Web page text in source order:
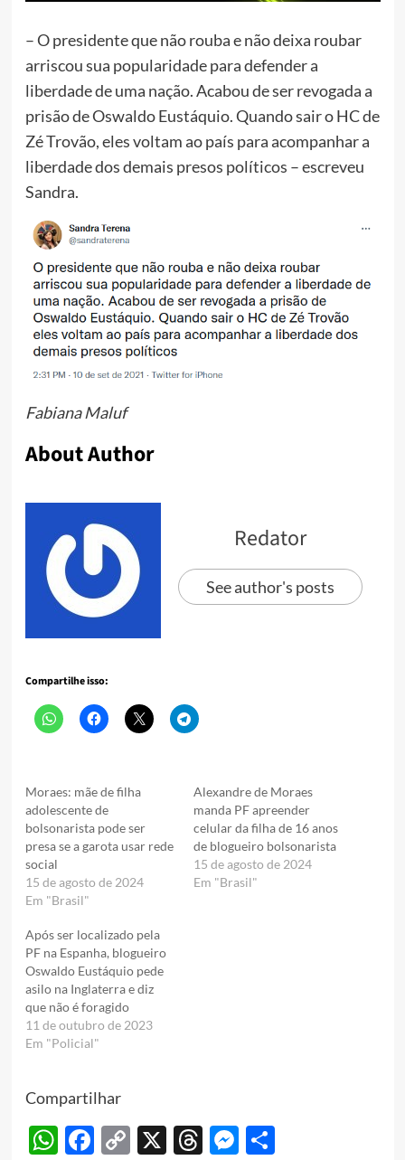
–O presidente que não rouba e não deixa roubar
arriscou sua popularidade para defender a
liberdade de uma nação. Acabou de ser revogada a
prisão de Oswaldo Eustáquio. Quando sair o HC de
Zé Trovão, eles voltam ao país para acompanhar a
liberdade dos demais presos políticos – escreveu
Sandra.
Fabiana Maluf
About Author
Redator
See author's posts
Compartilhe isso:
Moraes: mãe de filha
adolescente de
bolsonarista pode ser
presa se a garota usar rede
social
15 de agosto de 2024
Em "Brasil"
Alexandre de Moraes
manda PF apreender
celular da filha de 16 anos
de blogueiro bolsonarista
15 de agosto de 2024
Em "Brasil"
Após ser localizado pela
PF na Espanha, blogueiro
Oswaldo Eustáquio pede
asilo na Inglaterra e diz
que não é foragido
11 de outubro de 2023
Em "Policial"
Compartilhar
WhatsApp
Facebook
Copy
X Threads
Messenger
Share